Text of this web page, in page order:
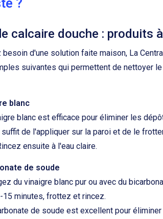
?
calcaire douche : produits
besoin d'une solution faite maison, La
suivantes qui permettent de nettoyer
blanc
blanc est efficace pour éliminer les
suffit de l'appliquer sur la paroi et de le
ensuite à l'eau claire.
de soude
du vinaigre blanc pur ou avec du
15 minutes, frottez et rincez.
de soude est excellent pour